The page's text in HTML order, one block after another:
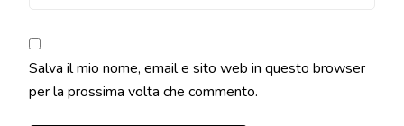
Salva il mio nome, email e sito web in questo browser
per la prossima volta che commento.